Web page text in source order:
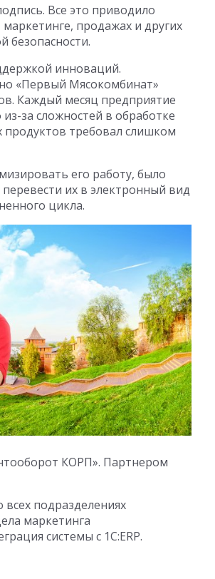
Все это приводило
продажах и других
безопасности.
инноваций.
«Первый Мясокомбинат»
Каждый месяц предприятие
за сложностей в обработке
требовал слишком
его работу, было
их в электронный вид
цикла.
КОРП». Партнером
подразделениях
маркетинга
системы с 1С:ERP.